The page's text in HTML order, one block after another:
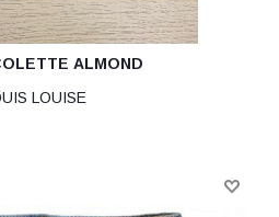
ALMOND
LOUISE